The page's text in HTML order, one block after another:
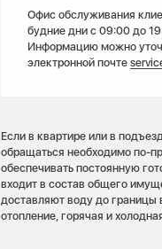
Офис обслуживания
будние дни с 09:00 до
Информацию можно
электронной почте
Если в квартире или в
обращаться необходимо по-
обеспечивать постоянную
входит в состав общего
доставляют воду до
отопление, горячая и